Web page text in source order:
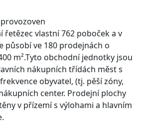
řetězec vlastní 762 poboček a v
působí ve 180 prodejnách o
m².Tyto obchodní jednotky jsou
nákupních třídách měst s
obyvatel, (tj. pěší zóny,
center. Prodejní plochy
v přízemí s výlohami a hlavním